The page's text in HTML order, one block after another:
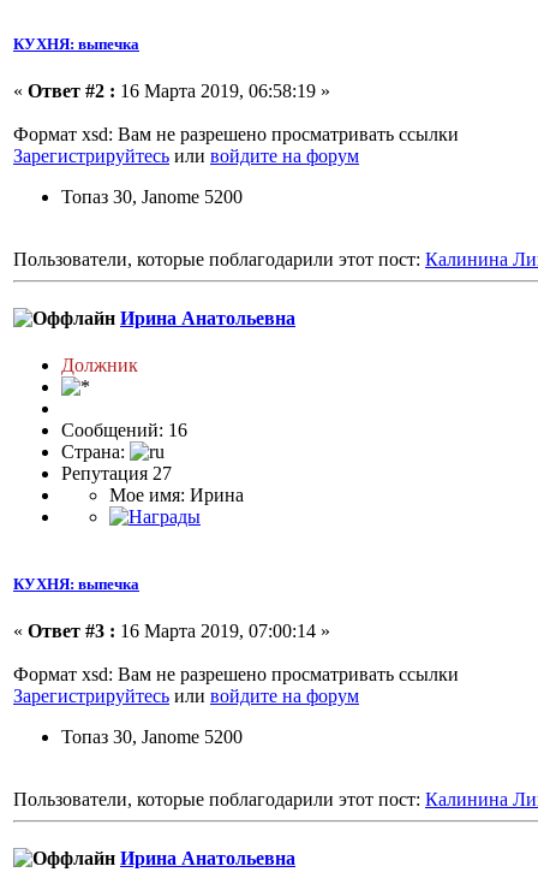
КУХНЯ: выпечка
« Ответ #2 : 16 Марта 2019, 06:58:19 »
Формат xsd: Вам не разрешено просматривать ссылки
Зарегистрируйтесь или войдите на форум
Топаз 30, Janome 5200
Пользователи, которые поблагодарили этот пост: Калинина
Ирина Анатольевна
Должник
Сообщений: 16
Страна:
Репутация 27
Мое имя: Ирина
КУХНЯ: выпечка
« Ответ #3 : 16 Марта 2019, 07:00:14 »
Формат xsd: Вам не разрешено просматривать ссылки
Зарегистрируйтесь или войдите на форум
Топаз 30, Janome 5200
Пользователи, которые поблагодарили этот пост: Калинина
Ирина Анатольевна